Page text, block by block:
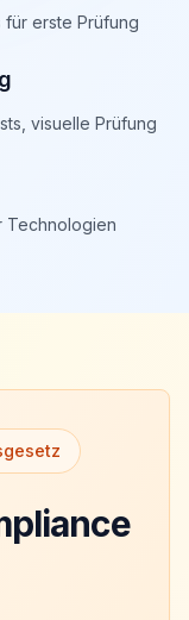
für erste Prüfung
visuelle Prüfung
Technologien